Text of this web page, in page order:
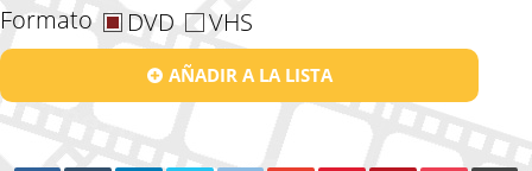
Formato DVD VHS
AÑADIR A LA LISTA